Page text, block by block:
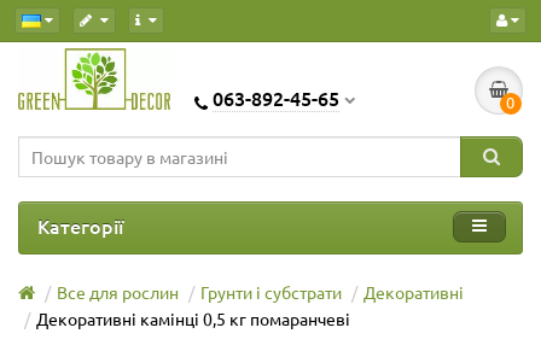
063-892-45-65 0
Категорії
Все для рослин Грунти і субстрати
Декоративні
Декоративні камінці 0,5 кг помаранчеві